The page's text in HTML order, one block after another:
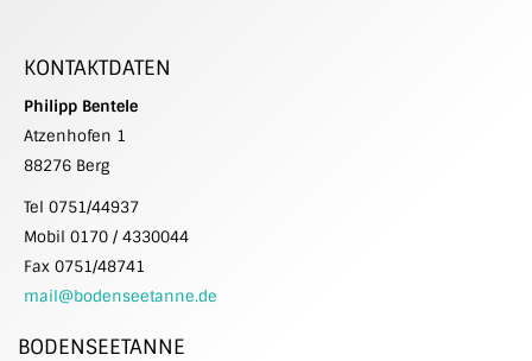
KONTAKTDATEN
Philipp Bentele
Atzenhofen 1
88276 Berg
Tel 0751/44937
Mobil 0170 / 4330044
Fax 0751/48741
mail@bodenseetanne.de
BODENSEETANNE